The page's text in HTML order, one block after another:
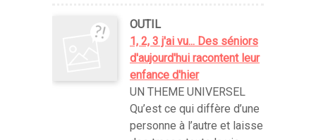
OUTIL
1, 2, 3 j'ai vu... Des séniors
d'aujourd'hui racontent leur
enfance d'hier
UN THEME UNIVERSEL
Qu’est ce qui diffère d’une
personne à l’autre et laisse